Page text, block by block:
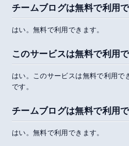
チームブログは無料で利用
はい。無料で利用できます。
このサービスは無料で利用
はい。このサービスは無料で利用で
です。
チームブログは無料で利用
はい。無料で利用できます。